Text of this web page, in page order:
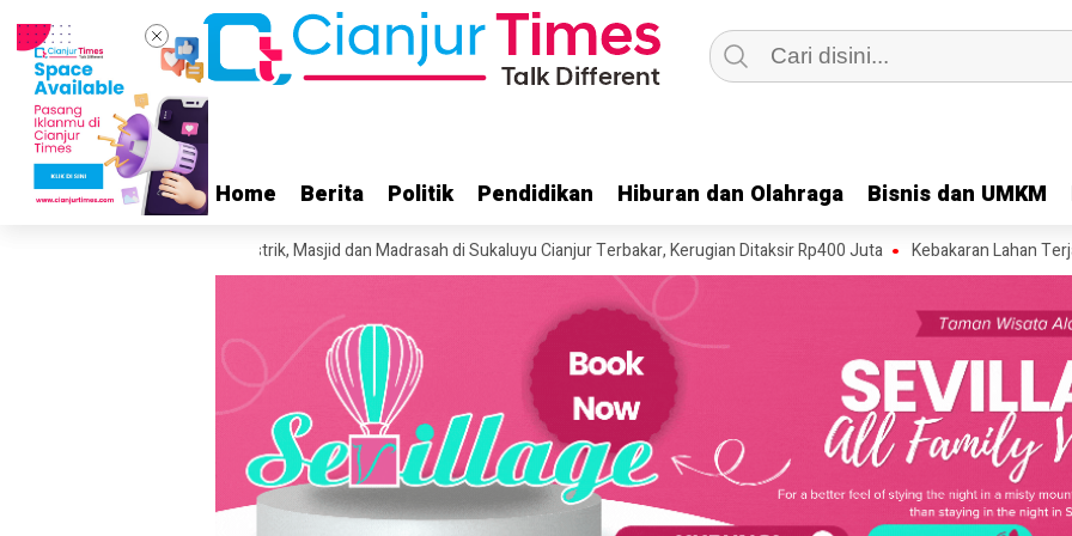
Home Berita Politik Pendidikan Hiburan dan Olahraga Bisnis dan UMKM
Home Berita Politik Pendidikan Hiburan dan Olahraga Bisnis dan UMKM
Diduga Korsleting Listrik, Masjid dan Madrasah di Sukaluyu Cianjur Terbakar, Kerugian Ditaksir Rp400 Juta Kebakaran Lahan Terjadi di